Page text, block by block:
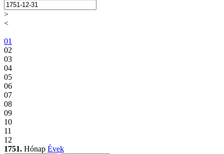
>
<
01
02
03
04
05
06
07
08
09
10
11
12
1751. Hónap Évek